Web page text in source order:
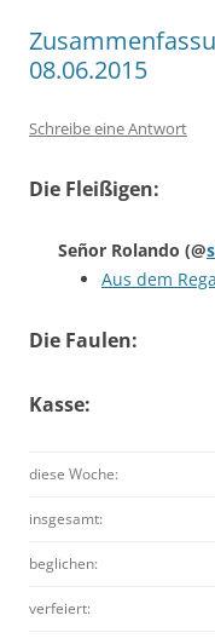
08.06.2015
Schreibe eine Antwort
Die Fleißigen:
Señor Rolando (@
Aus dem
Die Faulen:
Kasse:
diese Woche:
insgesamt:
beglichen:
verfeiert: